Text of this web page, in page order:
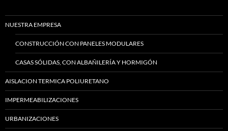
NUESTRA EMPRESA
CONSTRUCCIÓN CON PANELES MODULARES
CASAS SÓLIDAS, CON ALBAÑILERÍA Y HORMIGÓN
AISLACION TERMICA POLIURETANO
IMPERMEABILIZACIONES
URBANIZACIONES